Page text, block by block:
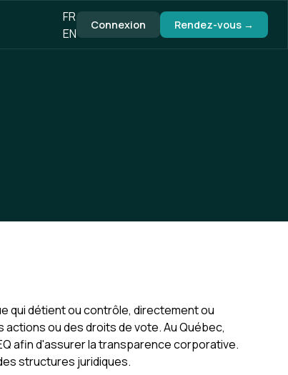
FR
EN
Connexion Rendez-vous →
qui détient ou contrôle, directement ou
ou des droits de vote. Au Québec,
afin d'assurer la transparence corporative.
structures juridiques.